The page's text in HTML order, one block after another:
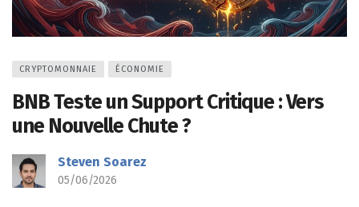
CRYPTOMONNAIE ÉCONOMIE
BNB Teste un Support Critique : Vers
une Nouvelle Chute ?
Steven Soarez
05/06/2026